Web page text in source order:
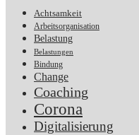
Achtsamkeit
Arbeitsorganisation
Belastung
Belastungen
Bindung
Change
Coaching
Corona
Digitalisierung